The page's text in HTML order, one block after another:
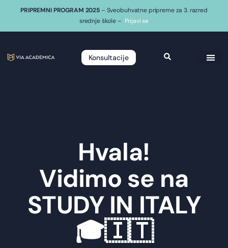
PRIPREMNI PROGRAM 2025 – Sveobuhvatne pripreme za 3. razred
srednje škole – Prijavi se
Konsultacije
Hvala!
Vidimo se na
STUDY IN ITALY
🎓🇮🇹